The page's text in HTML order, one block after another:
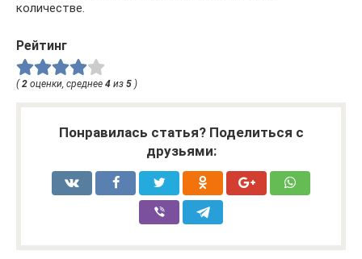
количестве.
Рейтинг
( 2 оценки, среднее 4 из 5 )
Понравилась статья? Поделиться с
друзьями: